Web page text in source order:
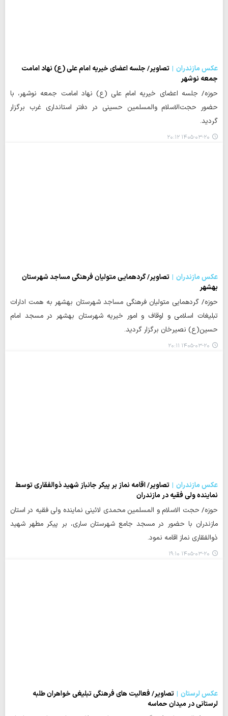
عکس مازندران
تصاویر/ جلسه اعضای خیریه امام علی (ع) نهاد امامت
جمعه نوشهر
حوزه/ جلسه اعضای خیریه امام علی (ع) نهاد امامت جمعه نوشهر، با
حضور حجت‌الاسلام والمسلمین حسینی در دفتر استانداری غرب برگزار
گردید.
۱۴۰۵-۰۳-۲۰ ۲۰:۱۲
عکس مازندران
تصاویر/ گردهمایی متولیان فرهنگی مساجد شهرستان
بهشهر
حوزه/ گردهمایی متولیان فرهنگی مساجد شهرستان بهشهر به همت ادارات
تبلیغات اسلامی و اوقاف و امور خیریه شهرستان بهشهر در مسجد امام
حسین(ع) نصیرخان برگزار گردید.
۱۴۰۵-۰۳-۲۰ ۲۰:۱۱
عکس مازندران
تصاویر/ اقامه نماز بر پیکر جانباز شهید ذوالفقاری توسط
نماینده ولی فقیه در مازندران
حوزه/ حجت الاسلام و المسلمین محمدی لائینی نماینده ولی فقیه در استان
مازندران با حضور در مسجد جامع شهرستان ساری، بر پیکر مطهر شهید
ذوالفقاری نماز اقامه نمود.
۱۴۰۵-۰۳-۲۰ ۱۹:۱۰
عکس لرستان
تصاویر/ فعالیت های فرهنگی تبلیغی خواهران طلبه
لرستانی در میدان حماسه